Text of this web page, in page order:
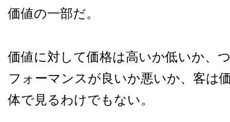
価値の一部だ。
価値に対して価格は高いか低いか、
フォーマンスが良いか悪いか、客は
体で見るわけでもない。